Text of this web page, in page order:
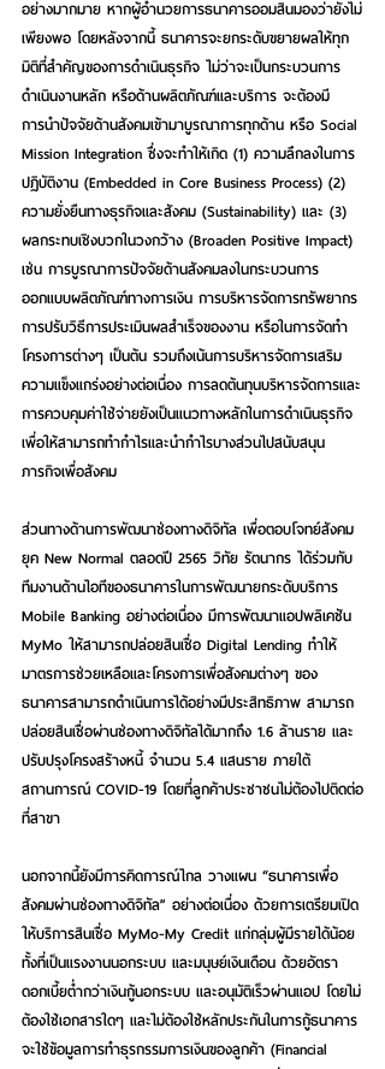
อย่างมากมาย หากผู้อำนวยการธนาคารออมสินมองว่ายังไม่
เพียงพอ โดยหลังจากนี้ ธนาคารจะยกระดับขยายผลให้ทุก
มิติที่สำคัญของการดำเนินธุรกิจ ไม่ว่าจะเป็นกระบวนการ
ดำเนินงานหลัก หรือด้านผลิตภัณฑ์และบริการ จะต้องมี
การนำปัจจัยด้านสังคมเข้ามาบูรณาการทุกด้าน หรือ Social
Mission Integration ซึ่งจะทำให้เกิด (1) ความลึกลงในการ
ปฏิบัติงาน (Embedded in Core Business Process) (2)
ความยั่งยืนทางธุรกิจและสังคม (Sustainability) และ (3)
ผลกระทบเชิงบวกในวงกว้าง (Broaden Positive Impact)
เช่น การบูรณาการปัจจัยด้านสังคมลงในกระบวนการ
ออกแบบผลิตภัณฑ์ทางการเงิน การบริหารจัดการทรัพยากร
การปรับวิธีการประเมินผลสำเร็จของงาน หรือในการจัดทำ
โครงการต่างๆ เป็นต้น รวมถึงเน้นการบริหารจัดการเสริม
ความแข็งแกร่งอย่างต่อเนื่อง การลดต้นทุนบริหารจัดการและ
การควบคุมค่าใช้จ่ายยังเป็นแนวทางหลักในการดำเนินธุรกิจ
เพื่อให้สามารถทำกำไรและนำกำไรบางส่วนไปสนับสนุน
ภารกิจเพื่อสังคม
ส่วนทางด้านการพัฒนาช่องทางดิจิทัล เพื่อตอบโจทย์สังคม
ยุค New Normal ตลอดปี 2565 วิทัย รัตนากร ได้ร่วมกับ
ทีมงานด้านไอทีของธนาคารในการพัฒนายกระดับบริการ
Mobile Banking อย่างต่อเนื่อง มีการพัฒนาแอปพลิเคชัน
MyMo ให้สามารถปล่อยสินเชื่อ Digital Lending ทำให้
มาตรการช่วยเหลือและโครงการเพื่อสังคมต่างๆ ของ
ธนาคารสามารถดำเนินการได้อย่างมีประสิทธิภาพ สามารถ
ปล่อยสินเชื่อผ่านช่องทางดิจิทัลได้มากถึง 1.6 ล้านราย และ
ปรับปรุงโครงสร้างหนี้ จำนวน 5.4 แสนราย ภายใต้
สถานการณ์ COVID-19 โดยที่ลูกค้าประชาชนไม่ต้องไปติดต่อ
ที่สาขา
นอกจากนี้ยังมีการคิดการณ์ไกล วางแผน “ธนาคารเพื่อ
สังคมผ่านช่องทางดิจิทัล” อย่างต่อเนื่อง ด้วยการเตรียมเปิด
ให้บริการสินเชื่อ MyMo-My Credit แก่กลุ่มผู้มีรายได้น้อย
ทั้งที่เป็นแรงงานนอกระบบ และมนุษย์เงินเดือน ด้วยอัตรา
ดอกเบี้ยต่ำกว่าเงินกู้นอกระบบ และอนุมัติเร็วผ่านแอป โดยไม่
ต้องใช้เอกสารใดๆ และไม่ต้องใช้หลักประกันในการกู้ธนาคาร
จะใช้ข้อมูลการทำธุรกรรมการเงินของลูกค้า (Financial